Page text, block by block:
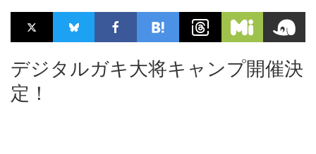
デジタルガキ大将キャンプ開催決
定！